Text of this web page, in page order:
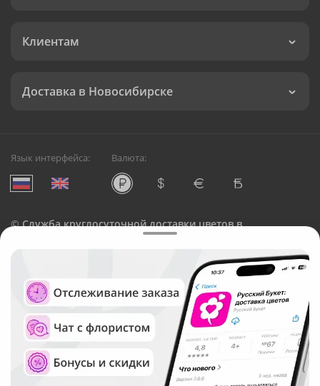
Клиентам
Доставка в Новосибирске
Язык интерфейса: Валюта:
©Служба круглосуточной доставки цветов в
Русский Букет, 2026
Общество с ограниченной ответственностью «Технология»
ОГРН: 1195476081745, ИНН: 5410081997
Юридический адрес: г. Новосибирск, ул. Ипподромская,
д.42, оф. 3
Рейтинг Русского букета в г. Новосибирск